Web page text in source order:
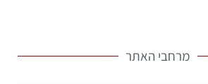
מרחבי האתר